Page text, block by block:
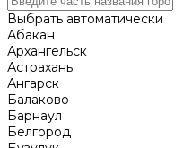
Выбрать автоматически
Абакан
Архангельск
Астрахань
Ангарск
Балаково
Барнаул
Белгород